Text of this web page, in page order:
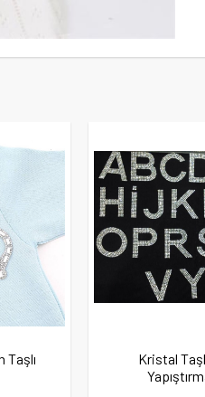
Taşlı
Kristal